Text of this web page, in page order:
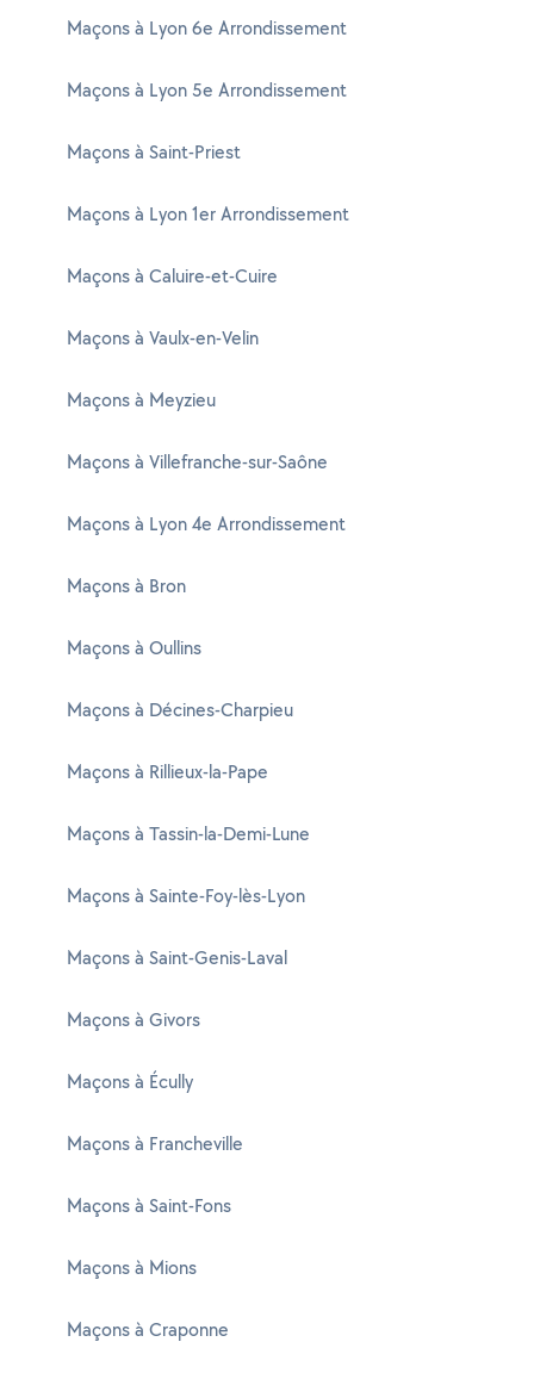
Maçons à Lyon 6e Arrondissement
Maçons à Lyon 5e Arrondissement
Maçons à Saint-Priest
Maçons à Lyon 1er Arrondissement
Maçons à Caluire-et-Cuire
Maçons à Vaulx-en-Velin
Maçons à Meyzieu
Maçons à Villefranche-sur-Saône
Maçons à Lyon 4e Arrondissement
Maçons à Bron
Maçons à Oullins
Maçons à Décines-Charpieu
Maçons à Rillieux-la-Pape
Maçons à Tassin-la-Demi-Lune
Maçons à Sainte-Foy-lès-Lyon
Maçons à Saint-Genis-Laval
Maçons à Givors
Maçons à Écully
Maçons à Francheville
Maçons à Saint-Fons
Maçons à Mions
Maçons à Craponne